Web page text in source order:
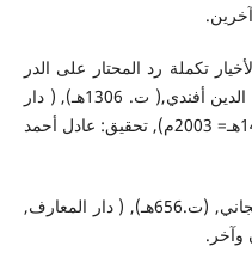
تكملة رد المحتار على الدر
المختار شرح تنوير الأبصار. محمد علاء الدين أفندي,( ت. 1306هـ), ( دار
عالم الكتب, الرياض, طبعة خاصة, 1423هـ= 2003م), تحقيق: عادل أحمد
• تهذيب الصحاح. محمود بن أحمد الزنجاني, (ت.656هـ), ( دار المعارف,
وآخر.